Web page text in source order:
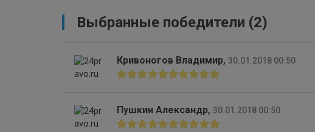
Выбранные победители (2)
Кривоногов Владимир, 30.01.2018 00:50
Пушкин Александр, 30.01.2018 00:50